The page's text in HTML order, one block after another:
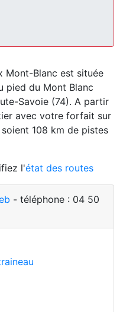
Mont-Blanc est située
pied du Mont Blanc
Savoie (74). A partir
avec votre forfait sur
108 km de pistes
l'état des routes
- téléphone : 04 50